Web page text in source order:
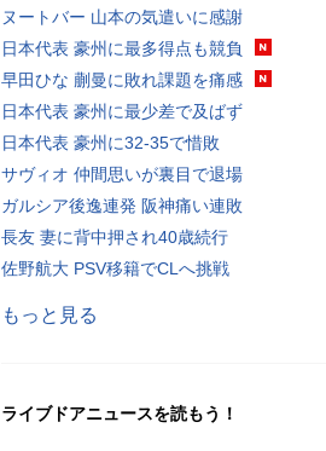
ヌートバー 山本の気遣いに感謝
日本代表 豪州に最多得点も競負
早田ひな 蒯曼に敗れ課題を痛感
日本代表 豪州に最少差で及ばず
日本代表 豪州に32-35で惜敗
サヴィオ 仲間思いが裏目で退場
ガルシア後逸連発 阪神痛い連敗
長友 妻に背中押され40歳続行
佐野航大 PSV移籍でCLへ挑戦
もっと見る
ライブドアニュースを読もう！